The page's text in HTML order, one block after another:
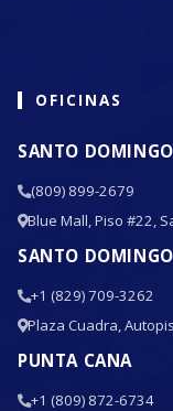
OFICINAS
SANTO DOMINGO
(809) 899-2679
Blue Mall, Piso #22,
SANTO
+1 (829) 709-3262
Plaza Cuadra,
PUNTA CANA
+1 (809) 872-6734